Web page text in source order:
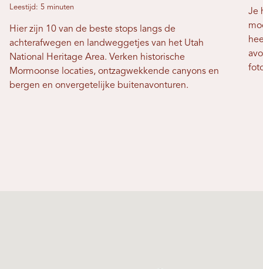
Leestijd: 5 minuten
Hier zijn 10 van de beste stops langs de
achterafwegen en landweggetjes van het Utah
National Heritage Area. Verken historische
Mormoonse locaties, ontzagwekkende canyons en
bergen en onvergetelijke buitenavonturen.
Je